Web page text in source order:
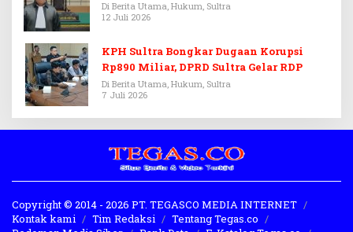
PERADI
Di Berita Utama, Hukum, Sultra
12 Juli 2026
KPH Sultra Bongkar Dugaan Korupsi
Rp890 Miliar, DPRD Sultra Gelar RDP
Di Berita Utama, Hukum, Sultra
7 Juli 2026
Copyright © 2014 - 2026 PT. TEGASCO MEDIA INTERNET
Kontak kami
Tim Redaksi
Tentang Tegas.co